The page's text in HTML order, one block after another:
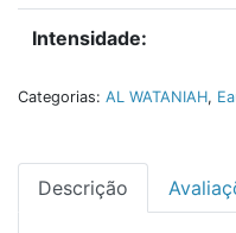
Intensidade:
Categorias: AL WATANIAH,
Descrição